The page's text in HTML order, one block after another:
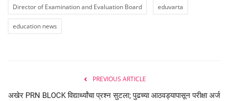
Director of Examination and Evaluation Board eduvarta
education news
PREVIOUS ARTICLE
अखेर PRN BLOCK विद्यार्थ्यांचा प्रश्न सुटला; पुढच्या आठवड्यापासून परीक्षा अर्ज